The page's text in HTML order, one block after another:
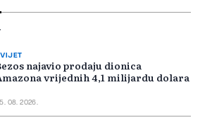
najavio prodaju dionica
vrijednih 4,1 milijardu dolara
08. 2026.